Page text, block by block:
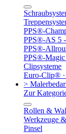
PPS®-
PPS®-AS 5
PPS®-
PPS®-
Clipsysteme
Euro-Clip®
>
Zur
Rollen &
Werkzeuge
Pinsel